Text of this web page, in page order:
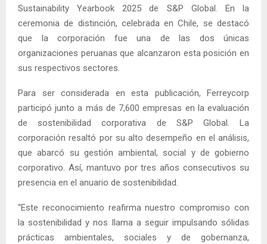
Sustainability Yearbook 2025 de S&P Global. En la
ceremonia de distinción, celebrada en Chile, se destacó
que la corporación fue una de las dos únicas
organizaciones peruanas que alcanzaron esta posición en
sus respectivos sectores.
Para ser considerada en esta publicación, Ferreycorp
participó junto a más de 7,600 empresas en la evaluación
de sostenibilidad corporativa de S&P Global. La
corporación resaltó por su alto desempeño en el análisis,
que abarcó su gestión ambiental, social y de gobierno
corporativo. Así, mantuvo por tres años consecutivos su
presencia en el anuario de sostenibilidad.
“Este reconocimiento reafirma nuestro compromiso con
la sostenibilidad y nos llama a seguir impulsando sólidas
prácticas ambientales, sociales y de gobernanza,